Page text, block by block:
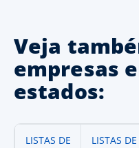
Veja
empresas
estados:
LISTAS DE
LISTAS DE